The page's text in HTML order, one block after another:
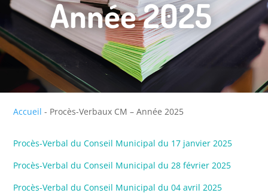
Année 2025
Accueil - Procès-Verbaux CM – Année 2025
Procès-Verbal du Conseil Municipal du 17 janvier 2025
Procès-Verbal du Conseil Municipal du 28 février 2025
Procès-Verbal du Conseil Municipal du 04 avril 2025